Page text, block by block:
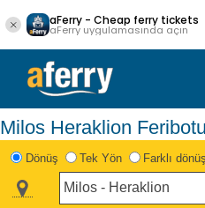
aFerry - Cheap ferry tickets
aFerry uygulamasında açın
Milos Heraklion Feribotu
Dönüş Tek Yön Farklı dönüş